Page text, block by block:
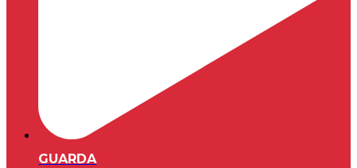
GUARDA